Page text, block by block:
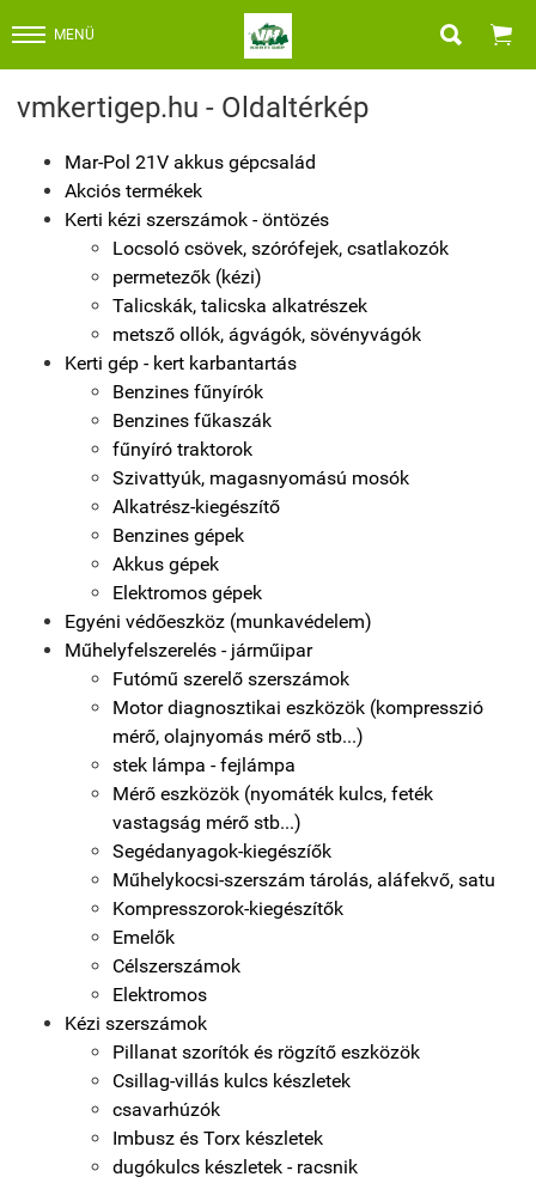
MENÜ  
vmkertigep.hu - Oldaltérkép
Mar-Pol 21V akkus gépcsalád
Akciós termékek
Kerti kézi szerszámok - öntözés
Locsoló csövek, szórófejek, csatlakozók
permetezők (kézi)
Talicskák, talicska alkatrészek
metsző ollók, ágvágók, sövényvágók
Kerti gép - kert karbantartás
Benzines fűnyírók
Benzines fűkaszák
fűnyíró traktorok
Szivattyúk, magasnyomású mosók
Alkatrész-kiegészítő
Benzines gépek
Akkus gépek
Elektromos gépek
Egyéni védőeszköz (munkavédelem)
Műhelyfelszerelés - járműipar
Futómű szerelő szerszámok
Motor diagnosztikai eszközök (kompresszió
mérő, olajnyomás mérő stb...)
stek lámpa - fejlámpa
Mérő eszközök (nyomáték kulcs, feték
vastagság mérő stb...)
Segédanyagok-kiegészíők
Műhelykocsi-szerszám tárolás, aláfekvő, satu
Kompresszorok-kiegészítők
Emelők
Célszerszámok
Elektromos
Kézi szerszámok
Pillanat szorítók és rögzítő eszközök
Csillag-villás kulcs készletek
csavarhúzók
Imbusz és Torx készletek
dugókulcs készletek - racsnik